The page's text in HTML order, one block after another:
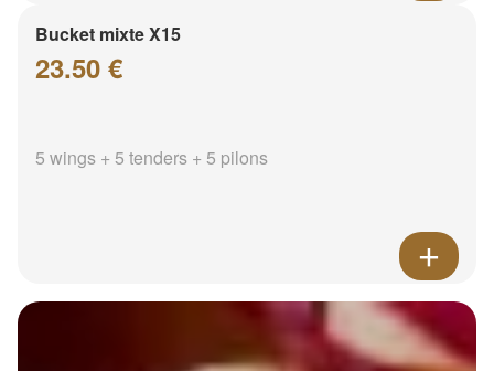
Bucket mixte X15
23.50 €
5 wings + 5 tenders + 5 pilons